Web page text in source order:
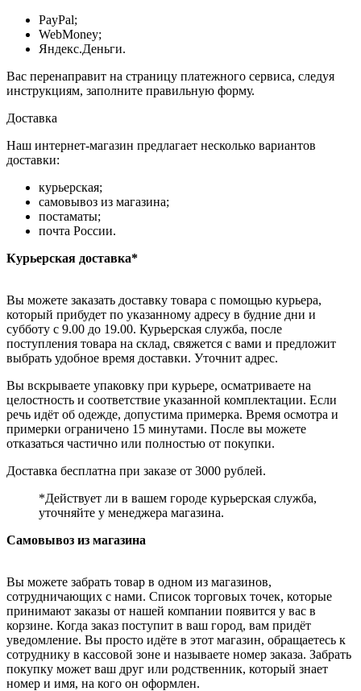
PayPal;
WebMoney;
Яндекс.Деньги.
Вас перенаправит на страницу платежного сервиса, следуя
инструкциям, заполните правильную форму.
Доставка
Наш интернет-магазин предлагает несколько вариантов
доставки:
курьерская;
самовывоз из магазина;
постаматы;
почта России.
Курьерская доставка*
Вы можете заказать доставку товара с помощью курьера,
который прибудет по указанному адресу в будние дни и
субботу с 9.00 до 19.00. Курьерская служба, после
поступления товара на склад, свяжется с вами и предложит
выбрать удобное время доставки. Уточнит адрес.
Вы вскрываете упаковку при курьере, осматриваете на
целостность и соответствие указанной комплектации. Если
речь идёт об одежде, допустима примерка. Время осмотра и
примерки ограничено 15 минутами. После вы можете
отказаться частично или полностью от покупки.
Доставка бесплатна при заказе от 3000 рублей.
*Действует ли в вашем городе курьерская служба,
уточняйте у менеджера магазина.
Самовывоз из магазина
Вы можете забрать товар в одном из магазинов,
сотрудничающих с нами. Список торговых точек, которые
принимают заказы от нашей компании появится у вас в
корзине. Когда заказ поступит в ваш город, вам придёт
уведомление. Вы просто идёте в этот магазин, обращаетесь к
сотруднику в кассовой зоне и называете номер заказа. Забрать
покупку может ваш друг или родственник, который знает
номер и имя, на кого он оформлен.